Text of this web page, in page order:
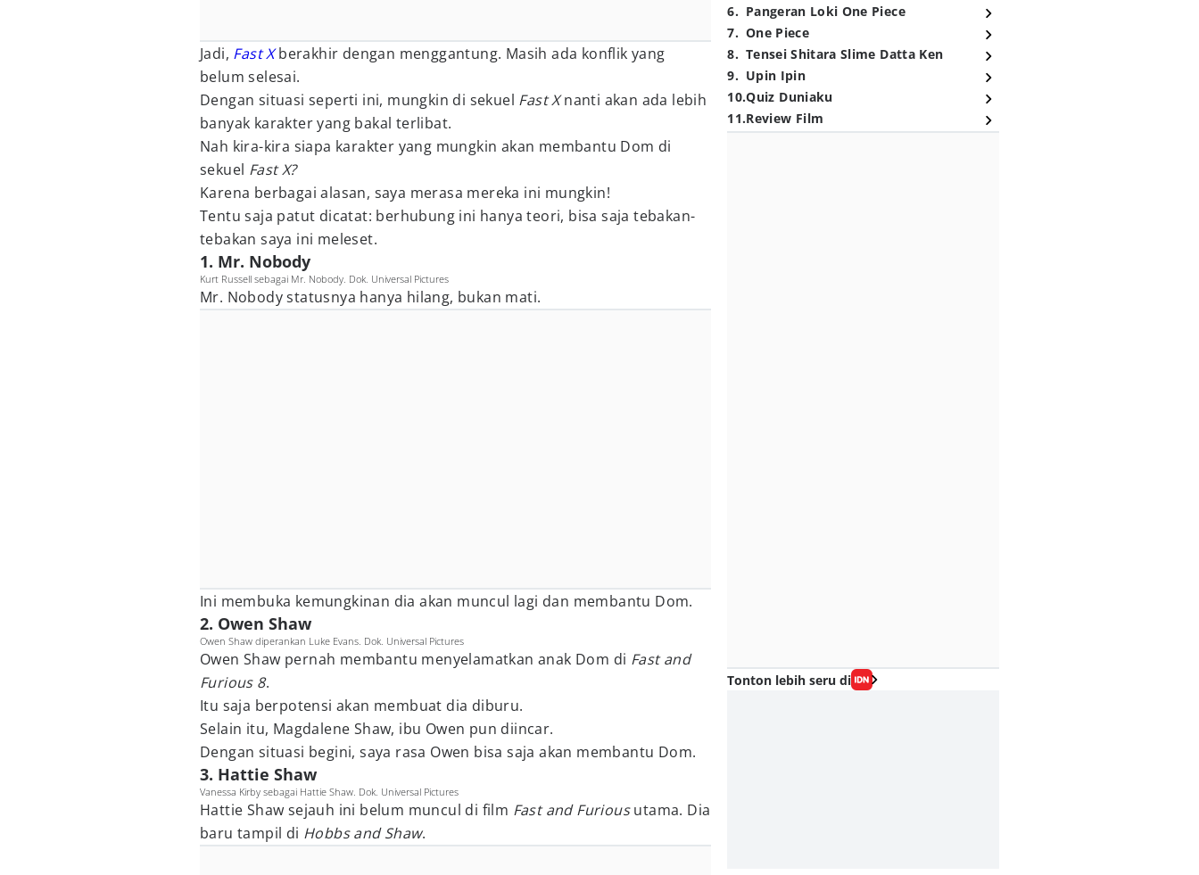
Jadi, Fast X berakhir dengan menggantung. Masih ada konflik yang
belum selesai.
Dengan situasi seperti ini, mungkin di sekuel Fast Xnanti akan ada lebih
banyak karakter yang bakal terlibat.
Nah kira-kira siapa karakter yang mungkin akan membantu Dom di
sekuel Fast X?
Karena berbagai alasan, saya merasa mereka ini mungkin!
Tentu saja patut dicatat: berhubung ini hanya teori, bisa saja tebakan-
tebakan saya ini meleset.
1. Mr. Nobody
Kurt Russell sebagai Mr. Nobody. Dok. Universal Pictures
Mr. Nobody statusnya hanya hilang, bukan mati.
Ini membuka kemungkinan dia akan muncul lagi dan membantu Dom.
2. Owen Shaw
Owen Shaw diperankan Luke Evans. Dok. Universal Pictures
Owen Shaw pernah membantu menyelamatkan anak Dom di Fast and
Furious 8.
Itu saja berpotensi akan membuat dia diburu.
Selain itu, Magdalene Shaw, ibu Owen pun diincar.
Dengan situasi begini, saya rasa Owen bisa saja akan membantu Dom.
3. Hattie Shaw
Vanessa Kirby sebagai Hattie Shaw. Dok. Universal Pictures
Hattie Shaw sejauh ini belum muncul di film Fast and Furiousutama. Dia
baru tampil di Hobbs and Shaw.
6. Pangeran Loki One Piece
7. One Piece
8. Tensei Shitara Slime Datta Ken
9. Upin Ipin
10.Quiz Duniaku
11.Review Film
Tonton lebih seru di